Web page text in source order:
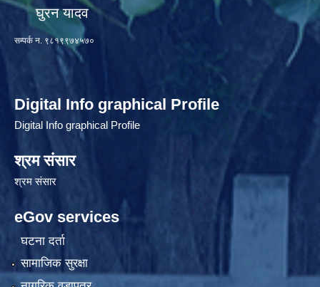
घुरन यादव
सम्पर्क न. ९८१९९७४५७०
Digital Info graphical Profile
Digital Info graphical Profile
श्रम संसार
श्रम संसार
eGov services
घटना दर्ता
सामाजिक सुरक्षा